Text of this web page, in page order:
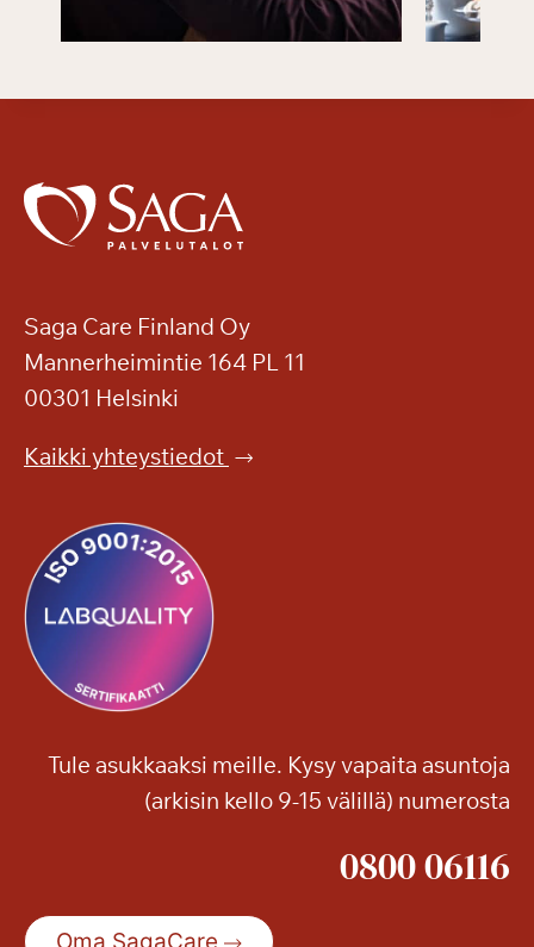
Saga Care Finland Oy
Mannerheimintie 164 PL 11
00301 Helsinki
Kaikki yhteystiedot
Tule asukkaaksi meille. Kysy vapaita asuntoja
(arkisin kello 9-15 välillä) numerosta
0800 06116
Oma SagaCare